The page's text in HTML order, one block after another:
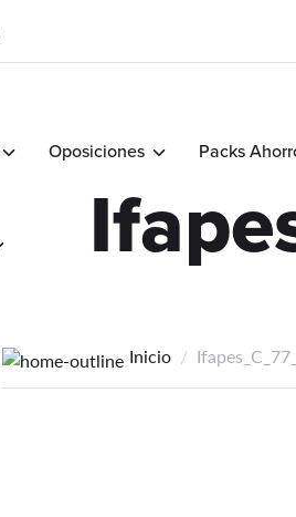
Oposiciones Packs
Inicio